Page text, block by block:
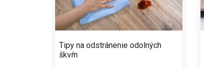
Tipy na odstránenie odolných
škvŕn